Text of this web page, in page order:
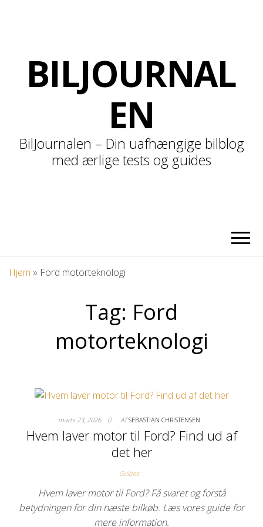
BILJOURNAL
EN
BilJournalen – Din uafhængige bilblog
med ærlige tests og guides
Hjem » Ford motorteknologi
Tag: Ford
motorteknologi
marts 23, 2026 0 Af SEBASTIAN CHRISTENSEN
Hvem laver motor til Ford? Find ud af
det her
Guides
Hvem laver motor til Ford? Få svaret og forstå
betydningen for din næste bilkøb. Læs vores guide for
mere information.